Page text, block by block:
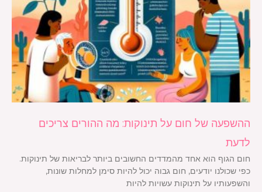
ההשפעה של חום על תינוקות: מה ההורים צריכים
לדעת
חום הגוף הוא אחד מהמדדים החשובים ביותר לבריאות של תינוקות.
כפי שכולנו יודעים, חום גבוה יכול להיות סימן למחלות שונות,
והשפעותיו על תינוקות עשויות להיות